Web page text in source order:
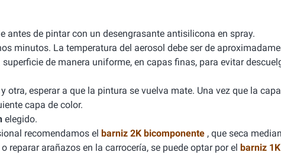
antes de pintar con un desengrasante antisilicona en spray.
minutos. La temperatura del aerosol debe ser de
de manera uniforme, en capas finas, para evitar
otra, esperar a que la pintura se vuelva mate. Una vez que la
capa de color.
elegido.
recomendamos el barniz 2K bicomponente , que seca
reparar arañazos en la carrocería, se puede optar por el barniz